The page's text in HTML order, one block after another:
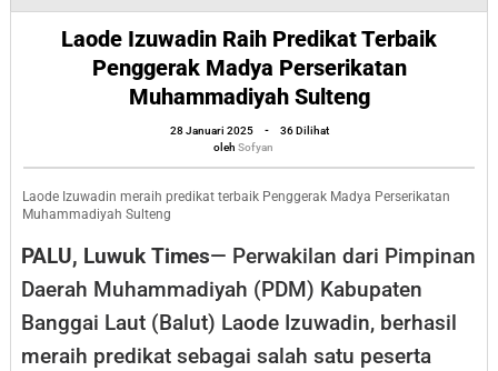
Izuwadin
Raih
Predikat
Terbaik
Penggerak
Madya
Perserikatan
Sulteng
Laode Izuwadin Raih Predikat Terbaik
Penggerak Madya Perserikatan
Muhammadiyah Sulteng
28 Januari 2025
oleh
Sofyan
-
36 Dilihat
oleh Sofyan
Laode Izuwadin meraih predikat terbaik Penggerak Madya Perserikatan
Muhammadiyah Sulteng
PALU, Luwuk Times— Perwakilan dari Pimpinan
Daerah Muhammadiyah (PDM) Kabupaten
Banggai Laut (Balut) Laode Izuwadin, berhasil
meraih predikat sebagai salah satu peserta